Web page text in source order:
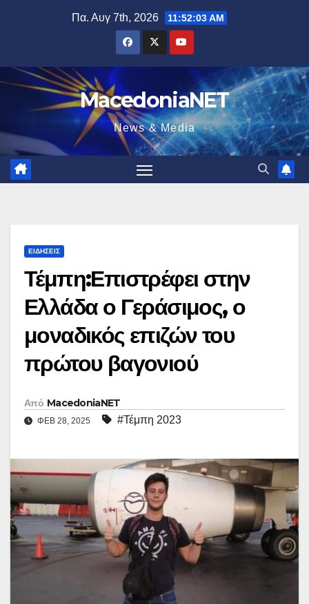
Πα. Αυγ 7th, 2026 11:52:04 AM
MacedoniaNET
News & Media
ΕΙΔΉΣΕΙΣ
Τέμπη:Επιστρέφει στην
Ελλάδα ο Γεράσιμος, ο
μοναδικός επιζών του
πρώτου βαγονιού
Από MacedoniaNET
ΦΕΒ 28, 2025 #Τέμπη 2023